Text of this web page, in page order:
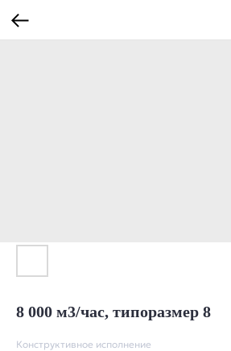
8 000 м3/час, типоразмер 8
Конструктивное исполнение